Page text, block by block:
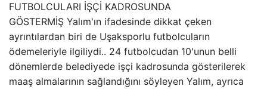
FUTBOLCULARI İŞÇİ KADROSUNDA
GÖSTERMİŞ Yalım'ın ifadesinde dikkat çeken
ayrıntılardan biri de Uşaksporlu futbolcuların
ödemeleriyle ilgiliydi.. 24 futbolcudan 10'unun belli
dönemlerde belediyede işçi kadrosunda gösterilerek
maaş almalarının sağlandığını söyleyen Yalım, ayrıca